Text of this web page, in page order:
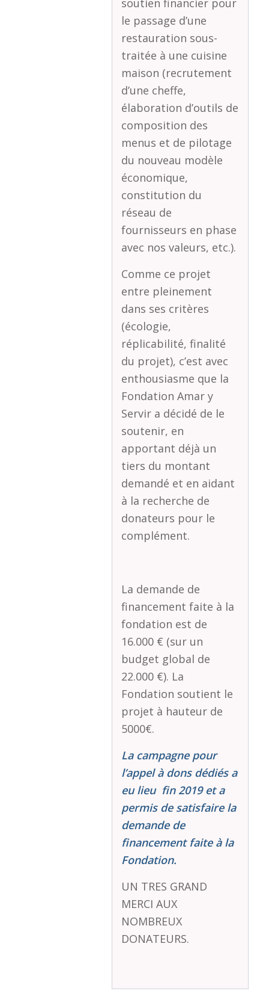
soutien financier pour
le passage d’une
restauration sous-
traitée à une cuisine
maison (recrutement
d’une cheffe,
élaboration d’outils de
composition des
menus et de pilotage
du nouveau modèle
économique,
constitution du
réseau de
fournisseurs en phase
avec nos valeurs, etc.).
Comme ce projet
entre pleinement
dans ses critères
(écologie,
réplicabilité, finalité
du projet), c’est avec
enthousiasme que la
Fondation Amar y
Servir a décidé de le
soutenir, en
apportant déjà un
tiers du montant
demandé et en aidant
à la recherche de
donateurs pour le
complément.
La demande de
financement faite à la
fondation est de
16.000 € (sur un
budget global de
22.000 €). La
Fondation soutient le
projet à hauteur de
5000€.
La campagne pour
l’appel à dons dédiés a
eu lieu fin 2019 et a
permis de satisfaire la
demande de
financement faite à la
Fondation.
UN TRES GRAND
MERCI AUX
NOMBREUX
DONATEURS.